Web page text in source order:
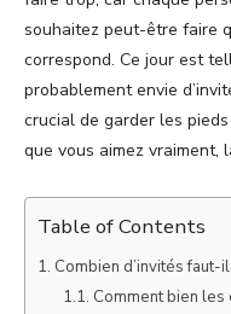
souhaitez peut-être faire
correspond. Ce jour est
probablement envie
crucial de garder les
que vous aimez vraiment,
Table of Contents
Combien d’invités faut-
Comment bien les